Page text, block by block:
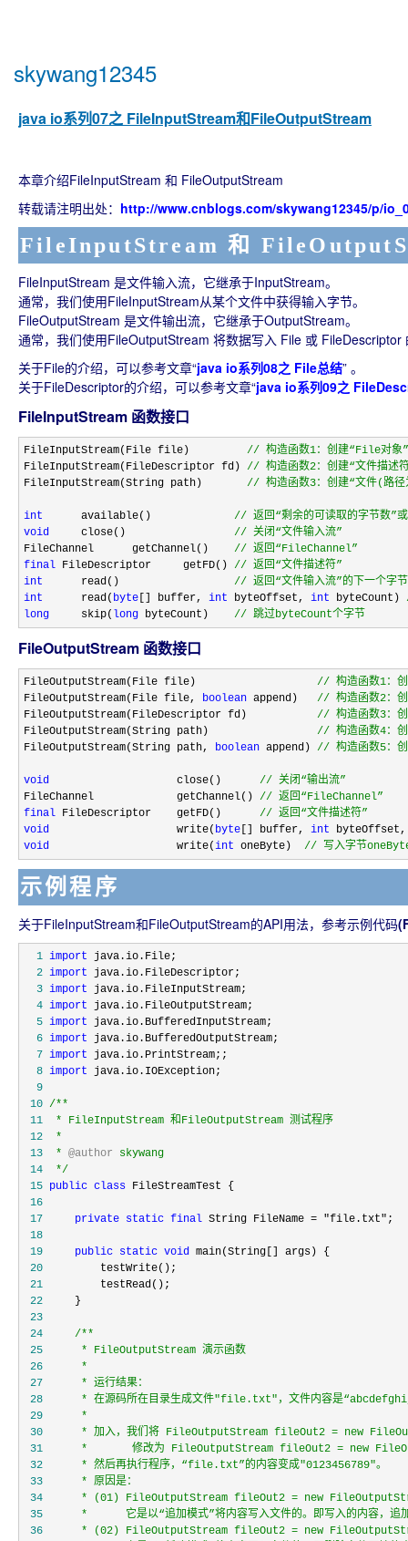
skywang12345
java io系列07之 FileInputStream和FileOutputStream
本章介绍FileInputStream 和 FileOutputStream
转载请注明出处： http://www.cnblogs.com/skywang12345/p/
FileInputStream 和
FileInputStream 是文件输入流，它继承于InputStream。
通常，我们使用FileInputStream从某个文件中获得输入字节。
FileOutputStream 是文件输出流，它继承于OutputStream。
通常，我们使用FileOutputStream 将数据写入 File 或 FileDescriptor
关于File的介绍，可以参考文章“java io系列08之 File总结” 。
关于FileDescriptor的介绍，可以参考文章“java io系列09之
FileInputStream 函数接口
FileInputStream(File file) // 构造函数1：创建“File对象
FileInputStream(FileDescriptor fd) // 构造函数2：创建“文件描述
FileInputStream(String path) // 构造函数3：创建“文件(路
int
      available()
// 返回“剩余的可读取的字节数”
void
     close()
// 关闭“文件输入流”
FileChannel      getChannel() // 返回“FileChannel”
final FileDescriptor     getFD() // 返回“文件描述符”
int
      read()
// 返回“文件输入流”的下一个字节
int
      read(
byte [] buffer, int byteOffset, int byteCount)
long
     skip(
long byteCount) // 跳过byteCount个字节
FileOutputStream 函数接口
FileOutputStream(File file) // 构造函数1：
FileOutputStream(File file, boolean append) // 构造函数2：
FileOutputStream(FileDescriptor fd) // 构造函数3：
FileOutputStream(String path) // 构造函数4：
FileOutputStream(String path, boolean append) // 构造函数5：
void
                    close()
// 关闭“输出流”
FileChannel             getChannel() // 返回“FileChannel”
final FileDescriptor    getFD() // 返回“文件描述符”
void
                    write(
byte [] buffer, int
void
                    write(
int oneByte) // 写入字节
示例程序
关于FileInputStream和FileOutputStream的API用法，参考示例代码
  1
import
  2
import
  3
import
  4
import
  5
import
  6
import
  7
import
  8
import
  9
10 /**
11
12
13
* @author
14
*/
15 public class
16
17
private static final String FileName = "file.txt"
18
19
public static void
20
21
22
23
24
/**
25
26
27
28
29
30
31
32
33
34
35
36